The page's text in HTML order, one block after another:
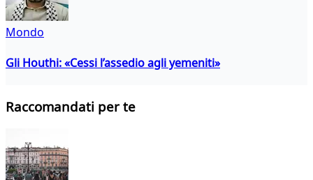
Mondo
Gli Houthi: «Cessi l’assedio agli yemeniti»
Raccomandati per te